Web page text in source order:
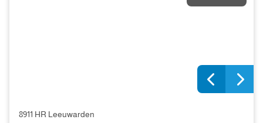
8911 HR Leeuwarden